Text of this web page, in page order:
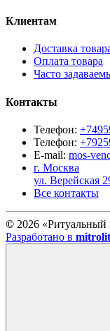
Клиентам
Доставка
Оплата товара
Часто
Контакты
Телефон:
Телефон:
E-mail: mos-
г. Москва
ул. Верейская
Все контакты
© 2026 «Ритуальный
Разработано в